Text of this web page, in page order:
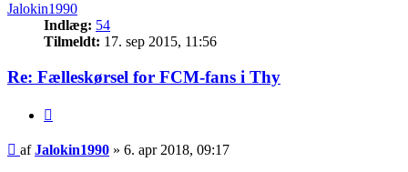
Jalokin1990
Indlæg: 54
Tilmeldt: 17. sep 2015, 11:56
Re: Fælleskørsel for FCM-fans i Thy
Indlæg
afJalokin1990 » 6. apr 2018, 09:17